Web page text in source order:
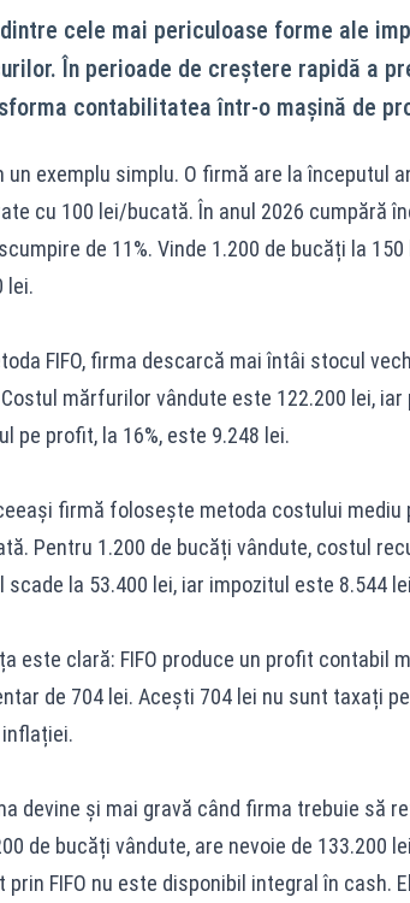
dintre cele mai periculoase forme ale
În perioade de creștere rapidă a
contabilitatea într-o mașină de
un exemplu simplu. O firmă are la începutul
cu 100 lei/bucată. În anul 2026 cumpără
de 11%. Vinde 1.200 de bucăți la
lei.
FIFO, firma descarcă mai întâi stocul
mărfurilor vândute este 122.200 lei,
pe profit, la 16%, este 9.248 lei.
firmă folosește metoda costului mediu
Pentru 1.200 de bucăți vândute, costul
scade la 53.400 lei, iar impozitul este 8.544
este clară: FIFO produce un profit contabil
de 704 lei. Acești 704 lei nu sunt taxați
devine și mai gravă când firma trebuie să
de bucăți vândute, are nevoie de 133.200
prin FIFO nu este disponibil integral în cash.